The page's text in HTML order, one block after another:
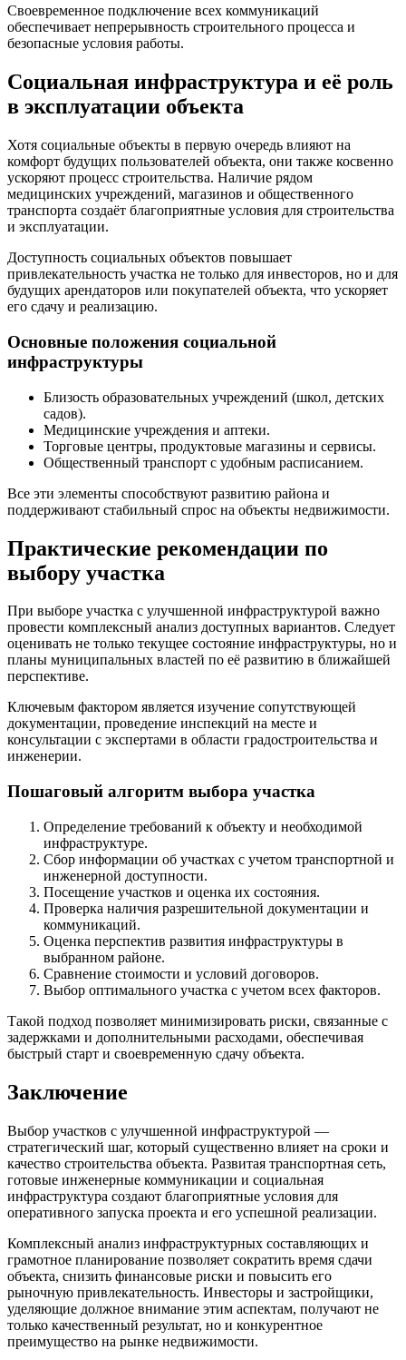
Своевременное подключение всех коммуникаций
обеспечивает непрерывность строительного процесса и
безопасные условия работы.
Социальная инфраструктура и её роль
в эксплуатации объекта
Хотя социальные объекты в первую очередь влияют на
комфорт будущих пользователей объекта, они также косвенно
ускоряют процесс строительства. Наличие рядом
медицинских учреждений, магазинов и общественного
транспорта создаёт благоприятные условия для строительства
и эксплуатации.
Доступность социальных объектов повышает
привлекательность участка не только для инвесторов, но и для
будущих арендаторов или покупателей объекта, что ускоряет
его сдачу и реализацию.
Основные положения социальной
инфраструктуры
Близость образовательных учреждений (школ, детских
садов).
Медицинские учреждения и аптеки.
Торговые центры, продуктовые магазины и сервисы.
Общественный транспорт с удобным расписанием.
Все эти элементы способствуют развитию района и
поддерживают стабильный спрос на объекты недвижимости.
Практические рекомендации по
выбору участка
При выборе участка с улучшенной инфраструктурой важно
провести комплексный анализ доступных вариантов. Следует
оценивать не только текущее состояние инфраструктуры, но и
планы муниципальных властей по её развитию в ближайшей
перспективе.
Ключевым фактором является изучение сопутствующей
документации, проведение инспекций на месте и
консультации с экспертами в области градостроительства и
инженерии.
Пошаговый алгоритм выбора участка
Определение требований к объекту и необходимой
инфраструктуре.
Сбор информации об участках с учетом транспортной и
инженерной доступности.
Посещение участков и оценка их состояния.
Проверка наличия разрешительной документации и
коммуникаций.
Оценка перспектив развития инфраструктуры в
выбранном районе.
Сравнение стоимости и условий договоров.
Выбор оптимального участка с учетом всех факторов.
Такой подход позволяет минимизировать риски, связанные с
задержками и дополнительными расходами, обеспечивая
быстрый старт и своевременную сдачу объекта.
Заключение
Выбор участков с улучшенной инфраструктурой —
стратегический шаг, который существенно влияет на сроки и
качество строительства объекта. Развитая транспортная сеть,
готовые инженерные коммуникации и социальная
инфраструктура создают благоприятные условия для
оперативного запуска проекта и его успешной реализации.
Комплексный анализ инфраструктурных составляющих и
грамотное планирование позволяет сократить время сдачи
объекта, снизить финансовые риски и повысить его
рыночную привлекательность. Инвесторы и застройщики,
уделяющие должное внимание этим аспектам, получают не
только качественный результат, но и конкурентное
преимущество на рынке недвижимости.